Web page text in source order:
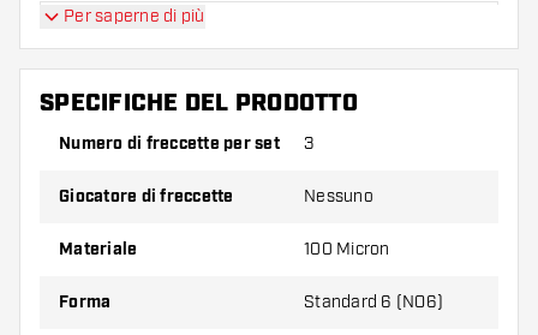
numero di alette e di astine. Questi possono
danneggiarsi o rompersi con l'uso.
spessore diverso di alette per scoprire quale
Per saperne di più
SPECIFICHE DEL PRODOTTO
Numero di freccette per set 3
Giocatore di freccette Nessuno
Materiale 100 Micron
Forma Standard 6 (NO6)